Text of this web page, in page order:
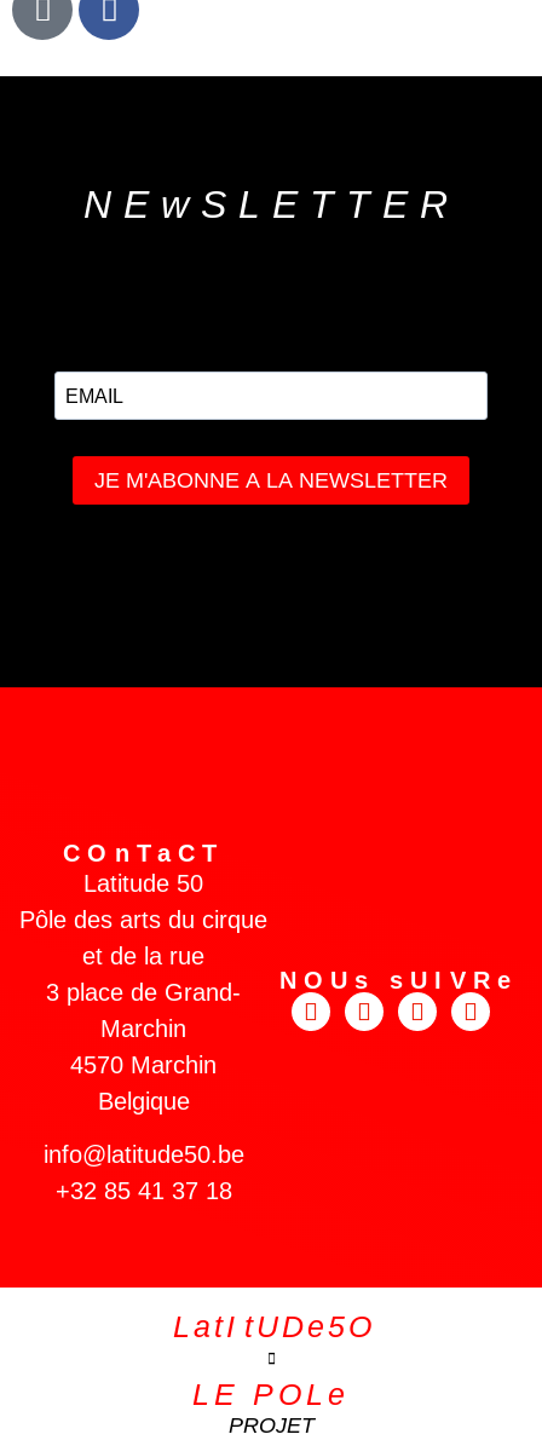
NEwS LETTER
COnTaCT
Latitude 50
Pôle des arts du cirque
et de la rue
3 place de Grand-
Marchin
4570 Marchin
Belgique
info@latitude50.be
+32 85 41 37 18
NOUs sUIVRe
L a tI. t U D e5 O
LE POLe
PROJET